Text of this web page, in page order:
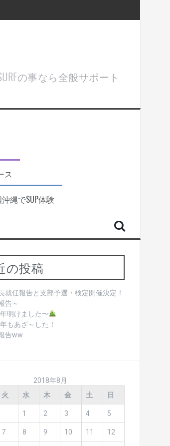
の事なら全般サポート
ス
縄でSUP体験
の投稿
就任報告と支部予選・検定開催決定！
告～
明けました〜
もあざ～した！
告ww
2018年8月
火 水 木 金 土 日
1 2 3 4 5
7 8 9 10 11 12